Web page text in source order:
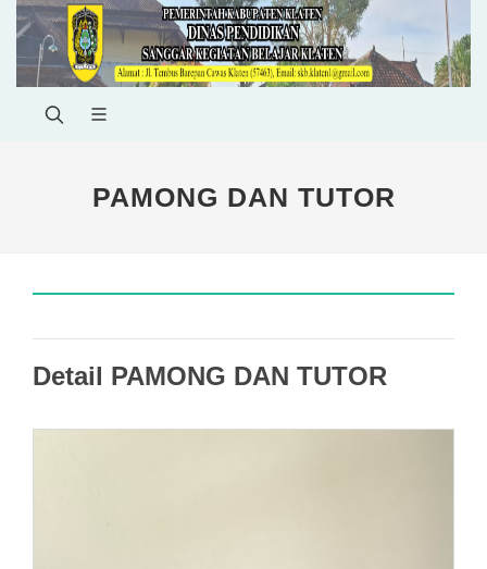
PAMONG DAN TUTOR
Detail PAMONG DAN TUTOR